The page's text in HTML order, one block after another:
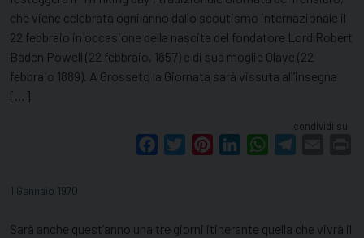
che viene celebrata ogni anno dallo scoutismo internazionale il
22 febbraio in occasione della nascita del fondatore Lord Robert
Baden Powell (22 febbraio, 1857) e di sua moglie Olave (22
febbraio 1889). A Grosseto la Giornata sarà vissuta all’insegna
[…]
condividi su
FacebookTwitterPinterestLinkedInWhatsApp
1 Gennaio 1970
Sarà anche quest’anno una tre giorni itinerante quella che vivrà il